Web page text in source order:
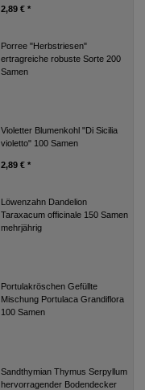
2,89 € *
Porree "Herbstriesen"
ertragreiche robuste Sorte 200
Samen
Violetter Blumenkohl "Di Sicilia
violetto" 100 Samen
2,89 € *
Löwenzahn Dandelion
Taraxacum officinale 150 Samen
mehrjährig
Portulakröschen Gefüllte
Mischung Portulaca Grandiflora
100 Samen
Sandthymian Thymus Serpyllum
hervorragender Bodendecker